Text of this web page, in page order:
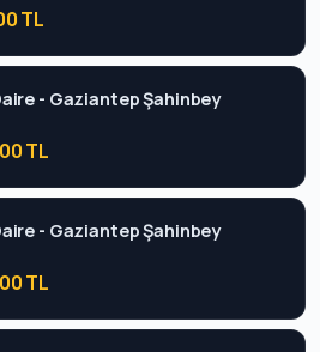
TL
- Gaziantep Şahinbey
TL
- Gaziantep Şahinbey
TL